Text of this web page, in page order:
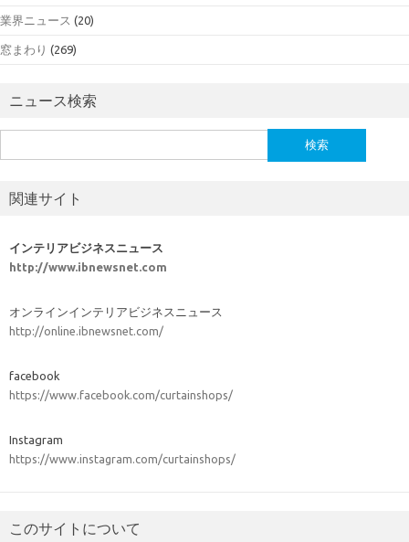
業界ニュース (20)
窓まわり (269)
ニュース検索
索:
関連サイト
インテリアビジネスニュース
http://www.ibnewsnet.com
オンラインインテリアビジネスニュース
http://online.ibnewsnet.com/
facebook
https://www.facebook.com/curtainshops/
Instagram
https://www.instagram.com/curtainshops/
このサイトについて